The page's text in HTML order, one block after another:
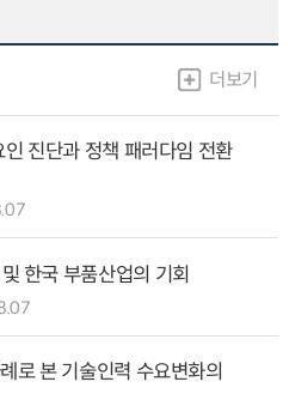
더보기
진단과 정책 패러다임 전환
한국 부품산업의 기회
로 본 기술인력 수요변화의